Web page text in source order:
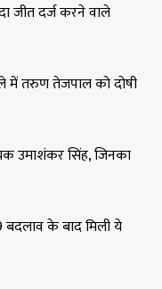
जीत दर्ज करने वाले
में तरुण तेजपाल को दोषी
उमाशंकर सिंह, जिनका
बदलाव के बाद मिली ये